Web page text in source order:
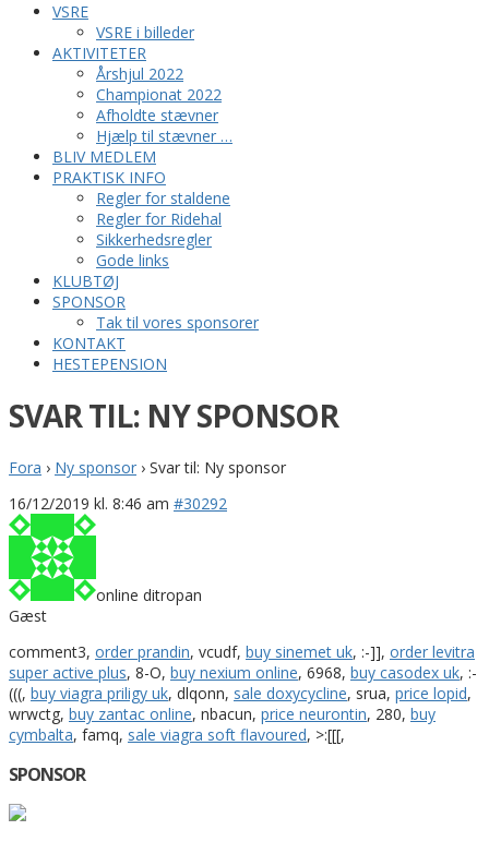
VSRE
VSRE i billeder
AKTIVITETER
Årshjul 2022
Championat 2022
Afholdte stævner
Hjælp til stævner …
BLIV MEDLEM
PRAKTISK INFO
Regler for staldene
Regler for Ridehal
Sikkerhedsregler
Gode links
KLUBTØJ
SPONSOR
Tak til vores sponsorer
KONTAKT
HESTEPENSION
SVAR TIL: NY SPONSOR
Fora › Ny sponsor › Svar til: Ny sponsor
16/12/2019 kl. 8:46 am #30292
online ditropan
Gæst
comment3, order prandin, vcudf, buy sinemet uk, :-]], order levitra
super active plus, 8-O, buy nexium online, 6968, buy casodex uk, :-
(((, buy viagra priligy uk, dlqonn, sale doxycycline, srua, price lopid,
wrwctg, buy zantac online, nbacun, price neurontin, 280, buy
cymbalta, famq, sale viagra soft flavoured, >:[[[,
SPONSOR